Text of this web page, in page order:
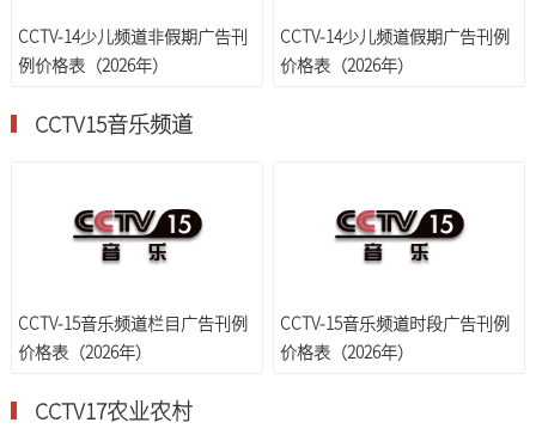
CCTV-14少儿频道非假期广告刊
例价格表（2026年）
CCTV-14少儿频道假期广告刊例
价格表（2026年）
CCTV15音乐频道
CCTV-15音乐频道栏目广告刊例
价格表（2026年）
CCTV-15音乐频道时段广告刊例
价格表（2026年）
CCTV17农业农村